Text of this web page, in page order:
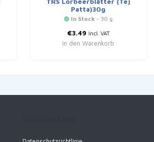
Patta)30g
In Stock - 30 g
€3.49 Incl. VAT
In den Warenkorb